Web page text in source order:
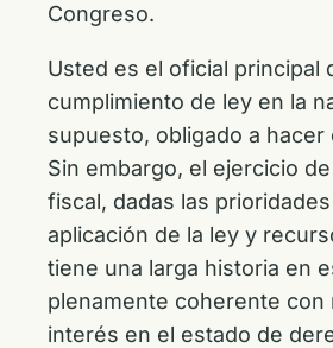
Congreso.
Usted es el oficial principal
cumplimiento de ley en la
supuesto, obligado a hacer
Sin embargo, el ejercicio
fiscal, dadas las
aplicación de la ley y
tiene una larga historia en
plenamente coherente con
interés en el estado de